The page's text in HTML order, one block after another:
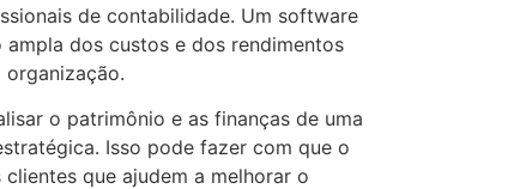
de contabilidade. Um software
dos custos e dos rendimentos
o patrimônio e as finanças de uma
Isso pode fazer com que o
que ajudem a melhorar o